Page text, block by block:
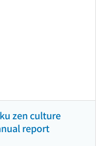
zen culture
report